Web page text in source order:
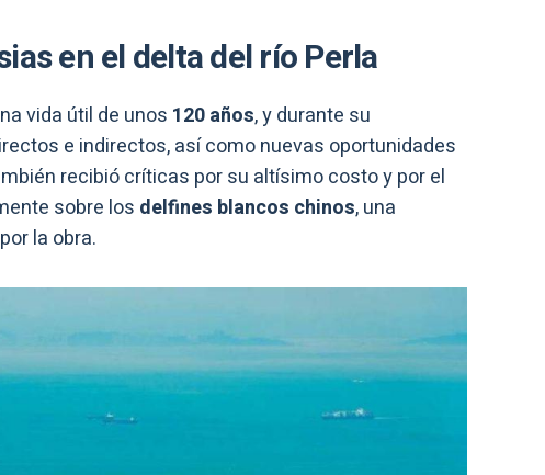
en el delta del río Perla
vida útil de unos 120 años, y durante su
e indirectos, así como nuevas oportunidades
recibió críticas por su altísimo costo y por el
sobre los delfines blancos chinos, una
la obra.